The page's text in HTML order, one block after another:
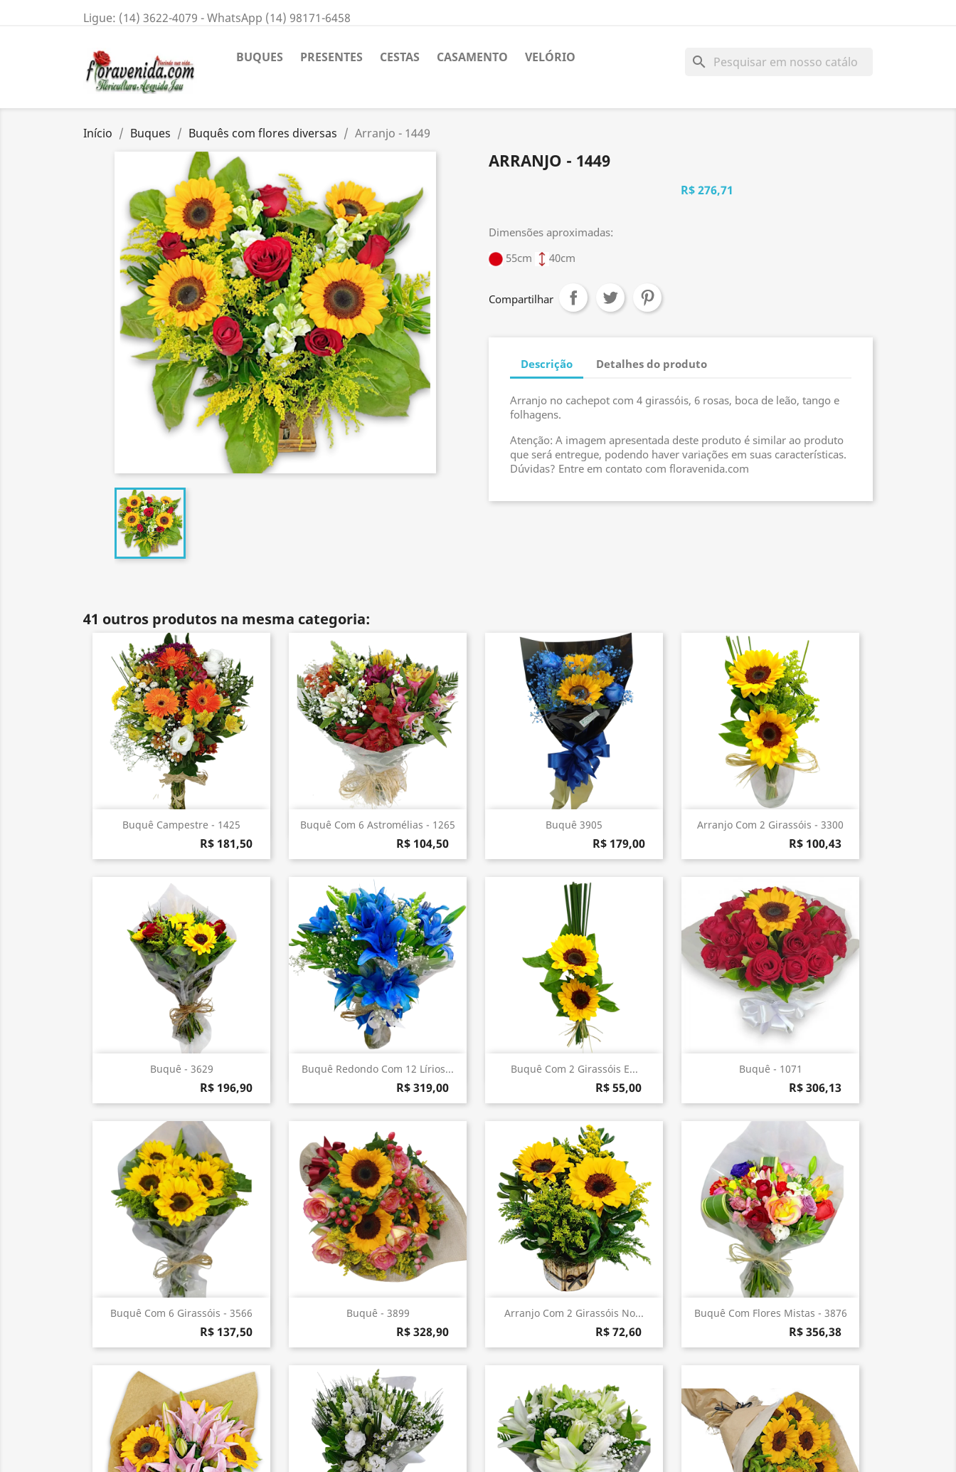
Ligue: (14) 3622-4079 - WhatsApp (14) 98171-6458
BUQUES PRESENTES CESTAS CASAMENTO VELÓRIO search
Início Buques Buquês com flores diversas Arranjo - 1449
ARRANJO - 1449
R$ 276,71
Dimensões aproximadas:
55cm
40cm
Compartilhar
Descrição Detalhes do produto
Arranjo no cachepot com 4 girassóis, 6 rosas, boca de leão, tango e
folhagens.
Atenção: A imagem apresentada deste produto é similar ao produto
que será entregue, podendo haver variações em suas características.
Dúvidas? Entre em contato com floravenida.com
41 outros produtos na mesma categoria:
Buquê Campestre - 1425
R$ 181,50
Visualização rápida Buquê Com 6 Astromélias - 1265
R$ 104,50
 Visualização rápida Buquê 3905
R$ 179,00
Visualização rápida Arranjo Com 2 Girassóis - 3300
R$ 100,43
Visualização rápida
Buquê - 3629
R$ 196,90
Visualização rápida Buquê Redondo Com 12 Lírios...
R$ 319,00
 Visualização rápida Buquê Com 2 Girassóis E...
R$ 55,00
Visualização rápida Buquê - 1071
R$ 306,13
Visualização rápida
Buquê Com 6 Girassóis - 3566
R$ 137,50
Visualização rápida Buquê - 3899
R$ 328,90
Visualização rápida Arranjo Com 2 Girassóis No...
R$ 72,60
Visualização rápida Buquê Com Flores Mistas - 3876
R$ 356,38
 Visualização rápida